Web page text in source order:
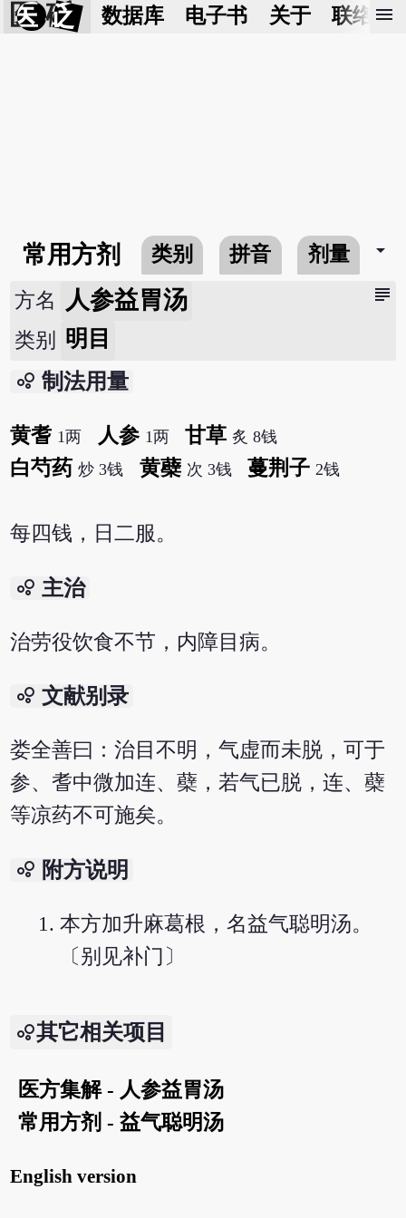
医 砭 数据库 电子书 关于 联络我
menu
常用方剂 类别 拼音 剂量 arrow_drop_down
subject
方名 人参益胃汤
类别 明目
bubble_chart 制法用量
黄耆 1两 人参 1两 甘草 炙 8钱
白芍药 炒 3钱 黄蘗 次 3钱 蔓荆子 2钱
每四钱，日二服。
bubble_chart 主治
治劳役饮食不节，内障目病。
bubble_chart 文献别录
娄全善曰：治目不明，气虚而未脱，可于
参、耆中微加连、蘗，若气已脱，连、蘗
等凉药不可施矣。
bubble_chart 附方说明
本方加升麻葛根，名益气聪明汤。
〔别见补门〕
其它相关项目
医方集解 - 人参益胃汤
常用方剂 - 益气聪明汤
English version